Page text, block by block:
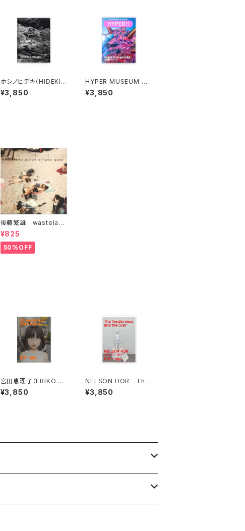
ホシノヒデキ（HIDEKI
HOSHINO）empathic
phenomena
¥3,850
HYPER MUSEUM HA
NNO: HYPER!! maga
zine 2026 増田セバス
¥3,850
後藤繁雄 wasteland
guide
¥825
50%OFF
宮田恵理子（ERIKO MI
YATA）Chronicle Voi
d
¥3,850
NELSON HOR The
Tenderness and th
e Scar
¥3,850